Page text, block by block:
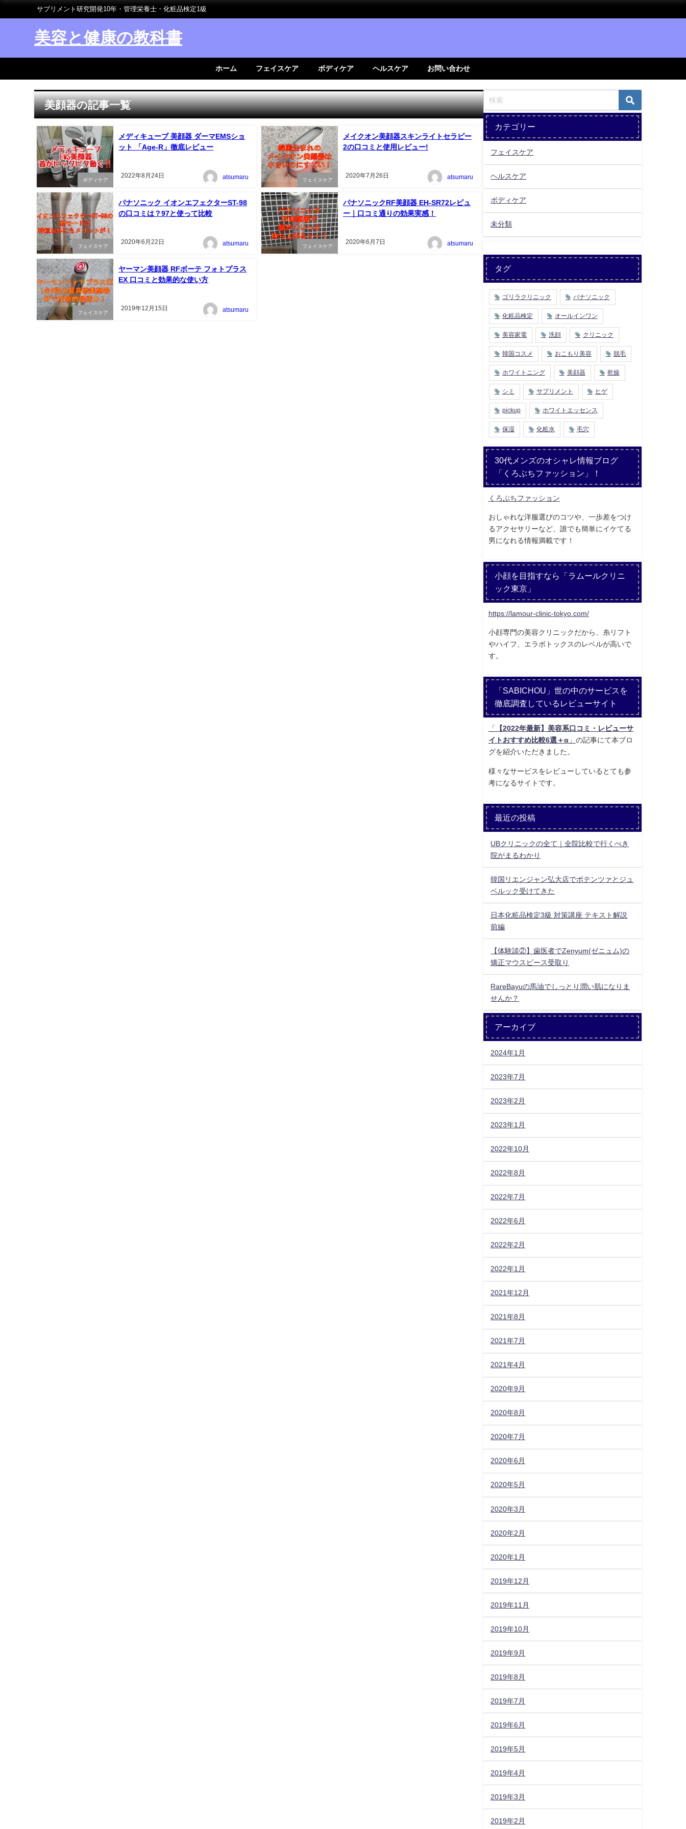
サプリメント研究開発10年・管理栄養士・化粧品検定1級
美容と健康の教科書
ホーム フェイスケア ボディケア ヘルスケア お問い合わせ
美顔器の記事一覧
ボディケア
メディキューブ 美顔器 ダーマEMSショ
ット 「Age-R」徹底レビュー
2022年8月24日 atsumaru フェイスケア
メイクオン美顔器スキンライトセラピー
2の口コミと使用レビュー!
2020年7月26日 atsumaru
フェイスケア
パナソニック イオンエフェクターST-98
の口コミは？97と使って比較
2020年6月22日 atsumaru フェイスケア
パナソニックRF美顔器 EH-SR72レビュ
ー｜口コミ通りの効果実感！
2020年6月7日 atsumaru
フェイスケア
ヤーマン美顔器 RFボーテ フォトプラス
EX 口コミと効果的な使い方
2019年12月15日 atsumaru
カテゴリー
フェイスケア
ヘルスケア
ボディケア
未分類
タグ
ゴリラクリニック パナソニック
化粧品検定 オールインワン
美容家電 洗顔 クリニック
韓国コスメ おこもり美容 脱毛
ホワイトニング 美顔器 乾燥
シミ サプリメント ヒゲ
pickup ホワイトエッセンス
保湿 化粧水 毛穴
30代メンズのオシャレ情報ブログ
「くろぶちファッション」！
くろぶちファッション
おしゃれな洋服選びのコツや、一歩差をつけ
るアクセサリーなど、誰でも簡単にイケてる
男になれる情報満載です！
小顔を目指すなら「ラムールクリニ
ック東京」
https://lamour-clinic-tokyo.com/
小顔専門の美容クリニックだから、糸リフト
やハイフ、エラボトックスのレベルが高いで
す。
「SABICHOU」世の中のサービスを
徹底調査しているレビューサイト
「
【2022年最新】美容系口コミ・レビューサ
イトおすすめ比較6選＋α」 の記事にて本ブロ
グを紹介いただきました。
様々なサービスをレビューしているとても参
考になるサイトです。
最近の投稿
UBクリニックの全て｜全院比較で行くべき
院がまるわかり
韓国リエンジャン弘大店でポテンツァとジュ
ベルック受けてきた
日本化粧品検定3級 対策講座 テキスト解説
前編
【体験談②】歯医者でZenyum(ゼニュム)の
矯正マウスピース受取り
RareBayuの馬油でしっとり潤い肌になりま
せんか？
アーカイブ
2024年1月
2023年7月
2023年2月
2023年1月
2022年10月
2022年8月
2022年7月
2022年6月
2022年2月
2022年1月
2021年12月
2021年8月
2021年7月
2021年4月
2020年9月
2020年8月
2020年7月
2020年6月
2020年5月
2020年3月
2020年2月
2020年1月
2019年12月
2019年11月
2019年10月
2019年9月
2019年8月
2019年7月
2019年6月
2019年5月
2019年4月
2019年3月
2019年2月